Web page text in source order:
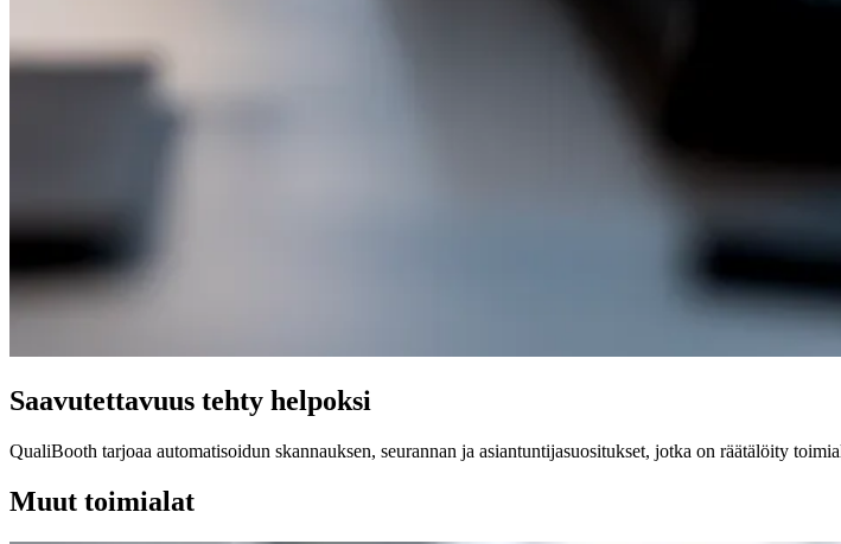
Saavutettavuus tehty helpoksi
QualiBooth tarjoaa automatisoidun skannauksen, seurannan ja asiantuntijasuositukset, jotka on räätälöity
Muut toimialat